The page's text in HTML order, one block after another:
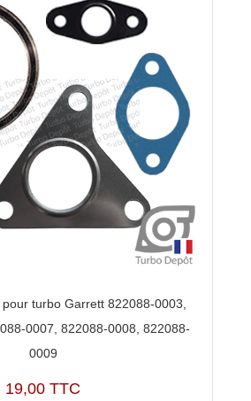
turbo Garrett 822088-0003,
0007, 822088-0008, 822088-
0009
19,00 TTC